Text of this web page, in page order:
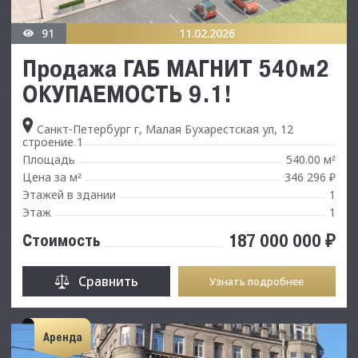
91 11.02.2026
Продажа ГАБ МАГНИТ 540м2
ОКУПАЕМОСТЬ 9.1!
Санкт-Петербург г, Малая Бухарестская ул, 12
строение 1
Площадь
540.00 м²
Цена за м²
346 296 ₽
Этажей в здании
1
Этаж
1
Стоимость 187 000 000 ₽
Сравнить Узнать подробнее
Аренда